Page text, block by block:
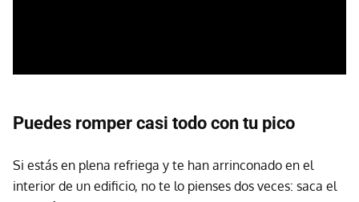
Puedes romper casi todo con tu pico
Si estás en plena refriega y te han arrinconado en el
interior de un edificio, no te lo pienses dos veces: saca el